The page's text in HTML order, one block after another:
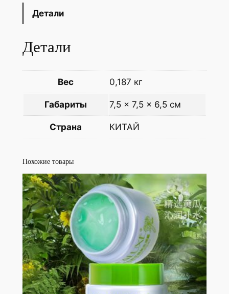
Детали
Детали
Вес 0,187 кг
Габариты 7,5 × 7,5 × 6,5 см
Страна КИТАЙ
Похожие товары